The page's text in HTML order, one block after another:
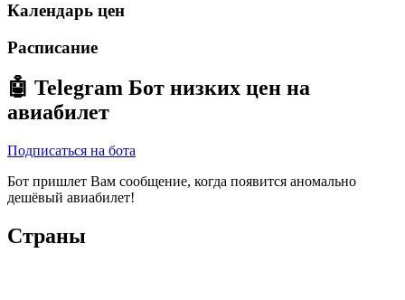
Календарь цен
Расписание
🤖 Telegram Бот низких цен на
авиабилет
Подписаться на бота
Бот пришлет Вам сообщение, когда появится аномально
дешёвый авиабилет!
Страны